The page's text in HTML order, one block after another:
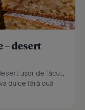
– desert
ușor de făcut,
dulce fără ouă